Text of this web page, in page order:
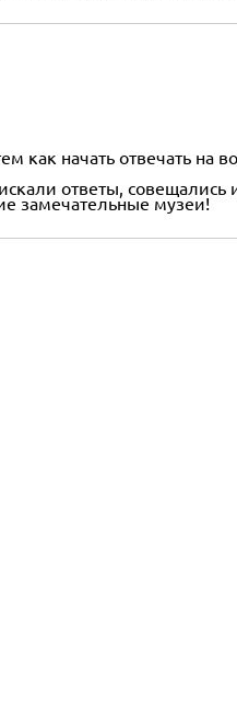
начать отвечать на
ответы, совещались
замечательные музеи!